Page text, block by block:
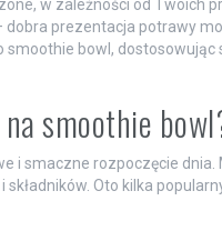
w zależności od Twoich
prezentacja potrawy
bowl, dostosowując
smoothie
i smaczne rozpoczęcie dnia.
Oto kilka